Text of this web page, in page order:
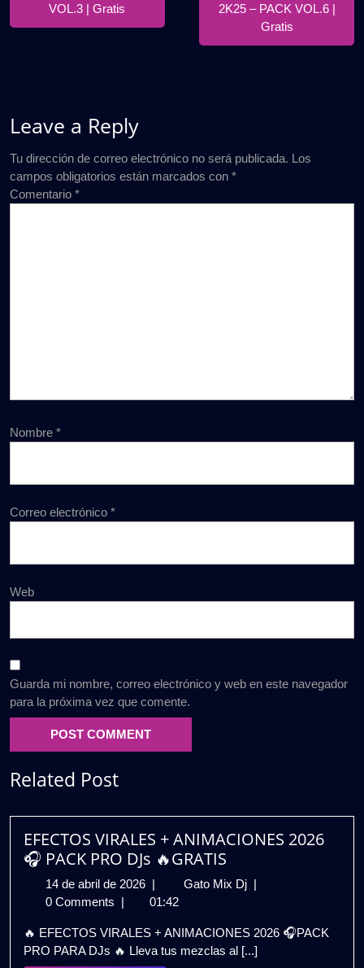
VOL.3 | Gratis
2K25 – PACK VOL.6 |
Gratis
Leave a Reply
Tu dirección de correo electrónico no será publicada. Los
campos obligatorios están marcados con *
Comentario *
Nombre *
Correo electrónico *
Web
Guarda mi nombre, correo electrónico y web en este navegador
para la próxima vez que comente.
Related Post
EFECTOS VIRALES + ANIMACIONES 2026
🎧 PACK PRO DJs 🔥GRATIS
14 de abril de 2026 14
de
de
2026
| Gato Mix Dj EFECTOS
ANIMACIONES
2026
|
0 Comments | 01:42
🔥 EFECTOS VIRALES + ANIMACIONES 2026 🎧PACK
PRO PARA DJs 🔥 Lleva tus mezclas al [...]